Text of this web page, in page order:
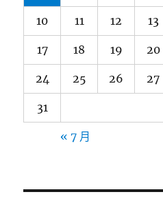
10 11 12 13
17 18 19 20
24 25 26 27
31
« 7 月